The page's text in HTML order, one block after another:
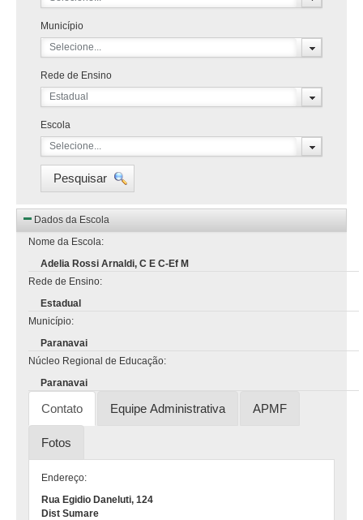
Município
Selecione...
Rede de Ensino
Estadual
Escola
Selecione...
Pesquisar
Dados da Escola
Nome da Escola:
Adelia Rossi Arnaldi, C E C-Ef M
Rede de Ensino:
Estadual
Município:
Paranavai
Núcleo Regional de Educação:
Paranavai
Contato Equipe Administrativa APMF
Fotos
Endereço:
Rua Egidio Daneluti, 124
Dist Sumare